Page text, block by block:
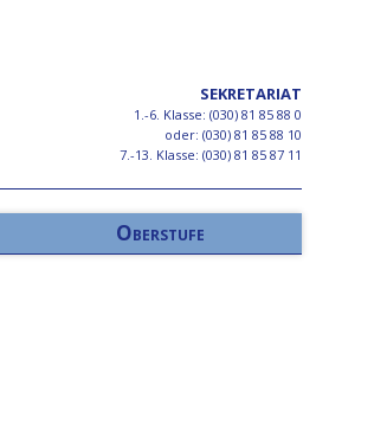
SEKRETARIAT
1.-6. Klasse: (030) 81 85 88 0
oder: (030) 81 85 88 10
7.-13. Klasse: (030) 81 85 87 11
Oberstufe